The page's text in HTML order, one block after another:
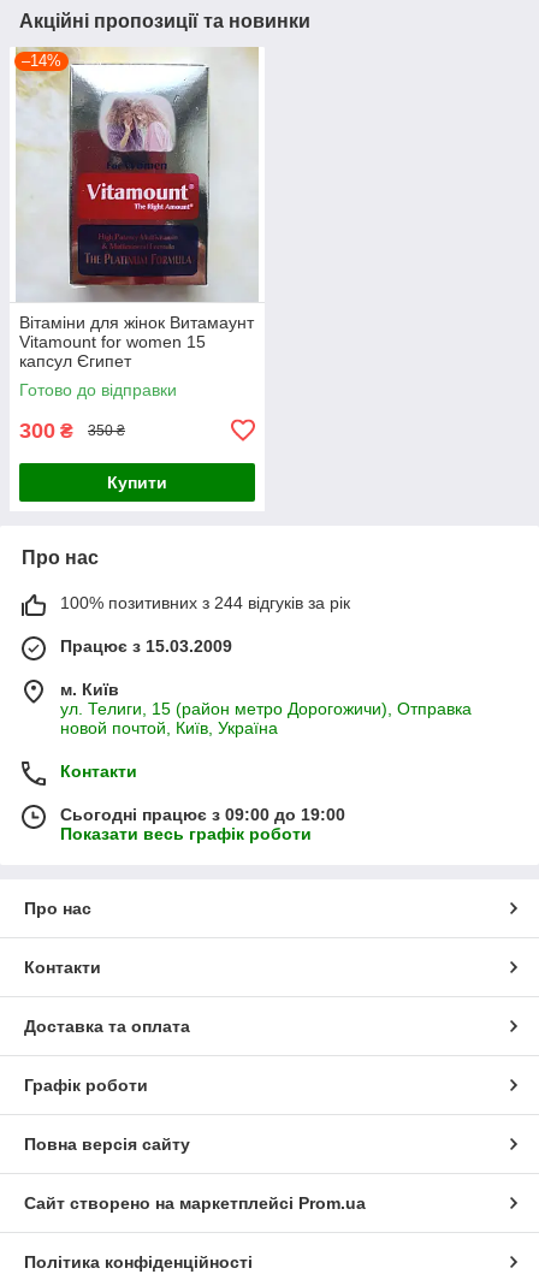
Акційні пропозиції та новинки
–14%
Вітаміни для жінок Витамаунт
Vitamount for women 15
капсул Єгипет
Готово до відправки
300 ₴ 350 ₴
Купити
Про нас
100% позитивних з 244 відгуків за рік
Працює з 15.03.2009
м. Київ
ул. Телиги, 15 (район метро Дорогожичи), Отправка
новой почтой, Київ, Україна
Контакти
Сьогодні працює з 09:00 до 19:00
Показати весь графік роботи
Про нас
Контакти
Доставка та оплата
Графік роботи
Повна версія сайту
Сайт створено на маркетплейсі Prom.ua
Політика конфіденційності